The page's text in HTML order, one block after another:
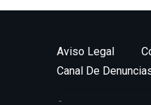
Aviso Legal
Canal De